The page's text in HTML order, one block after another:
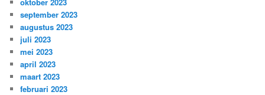
september 2023
augustus 2023
juli 2023
mei 2023
april 2023
maart 2023
februari 2023